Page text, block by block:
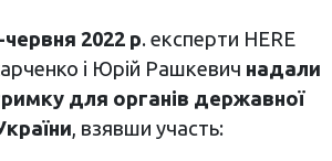
червня 2022 р. експерти HERE
і Юрій Рашкевич надали
для органів державної
, взявши участь: